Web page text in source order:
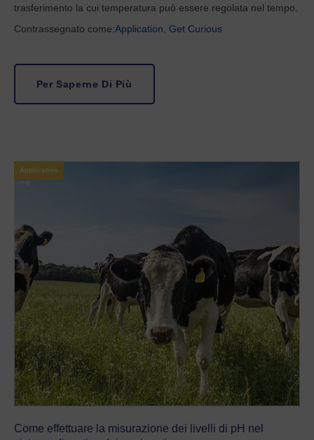
trasferimento la cui temperatura può essere regolata nel tempo.
Contrassegnato come:Application Get Curious
Per Saperne Di Più
Application
Come effettuare la misurazione dei livelli di pH nel